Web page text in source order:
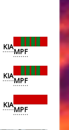
KIA
MPF
KIA
MPF
KIA
MPF